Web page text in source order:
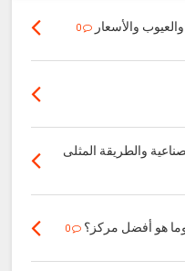
0
والطريقة المثلى
هو أفضل مركز؟ 0